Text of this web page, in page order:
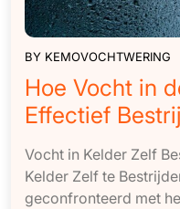
BY KEMOVOCHTWERING
Hoe Vocht in
Effectief
Vocht in Kelder Zelf
Kelder Zelf te
geconfronteerd met